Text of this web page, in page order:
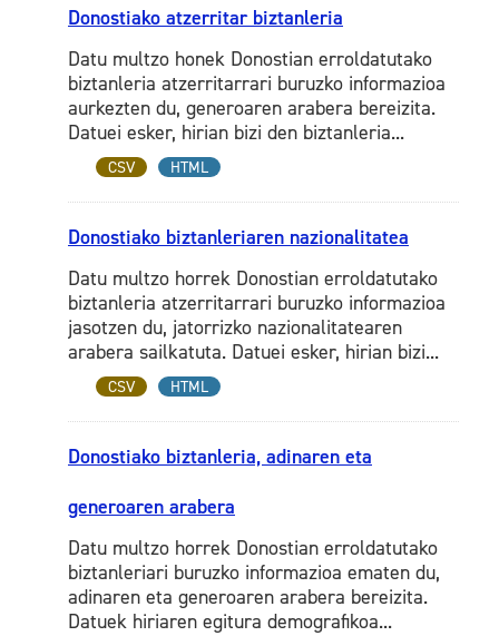
Donostiako atzerritar biztanleria
Datu multzo honek Donostian erroldatutako
biztanleria atzerritarrari buruzko informazioa
aurkezten du, generoaren arabera bereizita.
Datuei esker, hirian bizi den biztanleria...
CSV HTML
Donostiako biztanleriaren nazionalitatea
Datu multzo horrek Donostian erroldatutako
biztanleria atzerritarrari buruzko informazioa
jasotzen du, jatorrizko nazionalitatearen
arabera sailkatuta. Datuei esker, hirian bizi...
CSV HTML
Donostiako biztanleria, adinaren eta
generoaren arabera
Datu multzo horrek Donostian erroldatutako
biztanleriari buruzko informazioa ematen du,
adinaren eta generoaren arabera bereizita.
Datuek hiriaren egitura demografikoa...